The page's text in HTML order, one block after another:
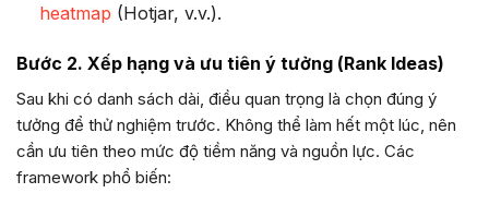
heatmap (Hotjar, v.v.).
Bước 2. Xếp hạng và ưu tiên ý tưởng (Rank Ideas)
Sau khi có danh sách dài, điều quan trọng là chọn đúng ý
tưởng để thử nghiệm trước. Không thể làm hết một lúc, nên
cần ưu tiên theo mức độ tiềm năng và nguồn lực. Các
framework phổ biến: